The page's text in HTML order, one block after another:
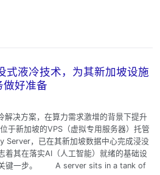
式液冷技术，为其新加坡设施
做好准备
解决方案，在算力需求激增的背景下提升
新加坡的VPS（虚拟专用服务器）托管
Server，已在其新加坡数据中心完成浸没
着其在落实AI（人工智能）就绪的基础设
关键一步。 A server sits in a tank of